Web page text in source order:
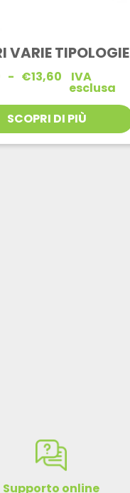
VARIE TIPOLOGIE
- €13,60Fascia
da
€4,10
a
€13,60
IVA
esclusa
SCOPRI DI PIÙ
Supporto online